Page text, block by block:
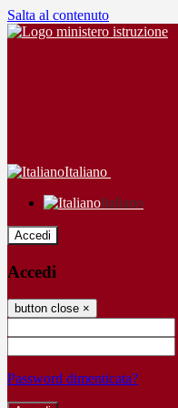
Salta al contenuto
Italiano
Italiano
Accedi
Accedi
button close ×
Password dimenticata?